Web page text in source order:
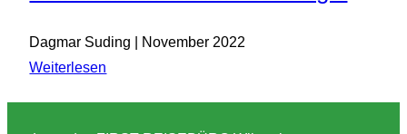
Dagmar Suding | November 2022
Weiterlesen